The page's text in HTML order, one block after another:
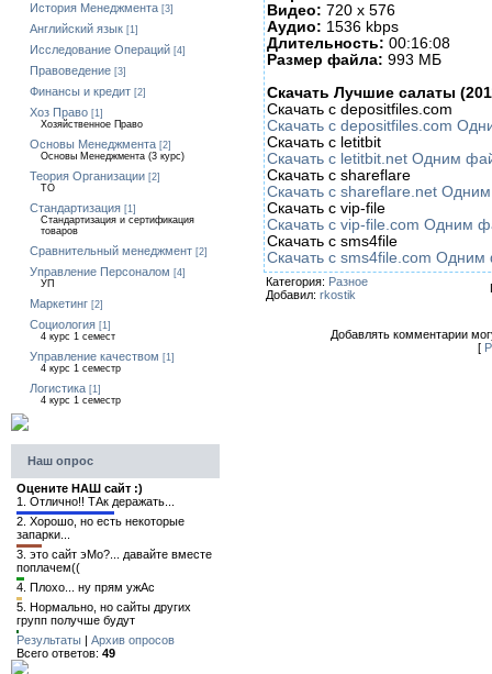
История Менеджмента [3]
Английский язык [1]
Исследование Операций [4]
Правоведение [3]
Финансы и кредит [2]
Хоз Право [1]
Хозяйственное Право
Основы Менеджмента [2]
Основы Менеджмента (3 курс)
Теория Организации [2]
ТО
Стандартизация [1]
Стандартизация и сертификация
товаров
Сравнительный менеджмент [2]
Управление Персоналом [4]
УП
Маркетинг [2]
Социология [1]
4 курс 1 семест
Управление качеством [1]
4 курс 1 семестр
Логистика [1]
4 курс 1 семестр
Наш опрос
Оцените НАШ сайт :)
1. Отлично!! ТАк деражать...
2. Хорошо, но есть некоторые
запарки...
3. это сайт эМо?... давайте вместе
поплачем((
4. Плохо... ну прям ужАс
5. Нормально, но сайты других
групп получше будут
Результаты | Архив опросов
Всего ответов: 49
Видео: 720 x 576
Аудио: 1536 kbps
Длительность: 00:16:08
Размер файла: 993 МБ
Скачать Лучшие салаты
Скачать с depositfiles.com
Скачать с depositfiles.com
Скачать с letitbit
Скачать с letitbit.net Одним
Скачать с shareflare
Скачать с shareflare.net
Скачать с vip-file
Скачать с vip-file.com Одним
Скачать с sms4file
Скачать с sms4file.com
Категория: Разное
Добавил: rkostik
Добавлять комментарии
[